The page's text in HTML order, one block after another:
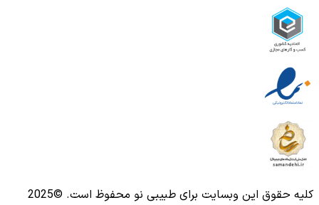
کلیه حقوق این وبسایت برای طبیبی نو محفوظ است. ©2025